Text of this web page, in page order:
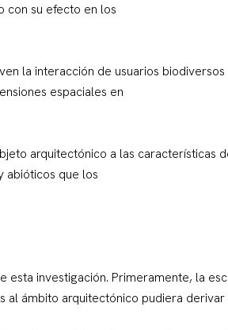
con su efecto en los
la interacción de usuarios
espaciales en
arquitectónico a las características
abióticos que los
esta investigación. Primeramente, la
al ámbito arquitectónico pudiera